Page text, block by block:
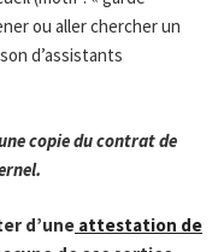
ou aller chercher un
d’assistants
copie du contrat de
d’une attestation de